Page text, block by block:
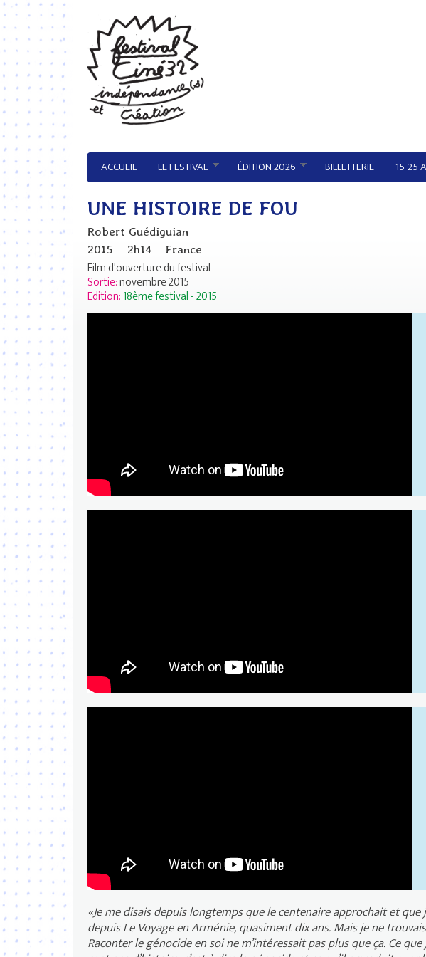
Aller au contenu principal
ACCUEIL LE FESTIVAL ÉDITION 2026 BILLETTERIE 15-25
UNE HISTOIRE DE FOU
Robert Guédiguian
2015
2h14 France
Film d'ouverture du festival
Sortie:novembre 2015
Edition:18ème festival - 2015
Interview de Robert Guédiguian et
«Je me disais depuis longtemps que le centenaire approchait et
depuis Le Voyage en Arménie, quasiment dix ans. Mais je ne
Raconter le génocide en soi ne m’intéressait pas plus que ça. Ce